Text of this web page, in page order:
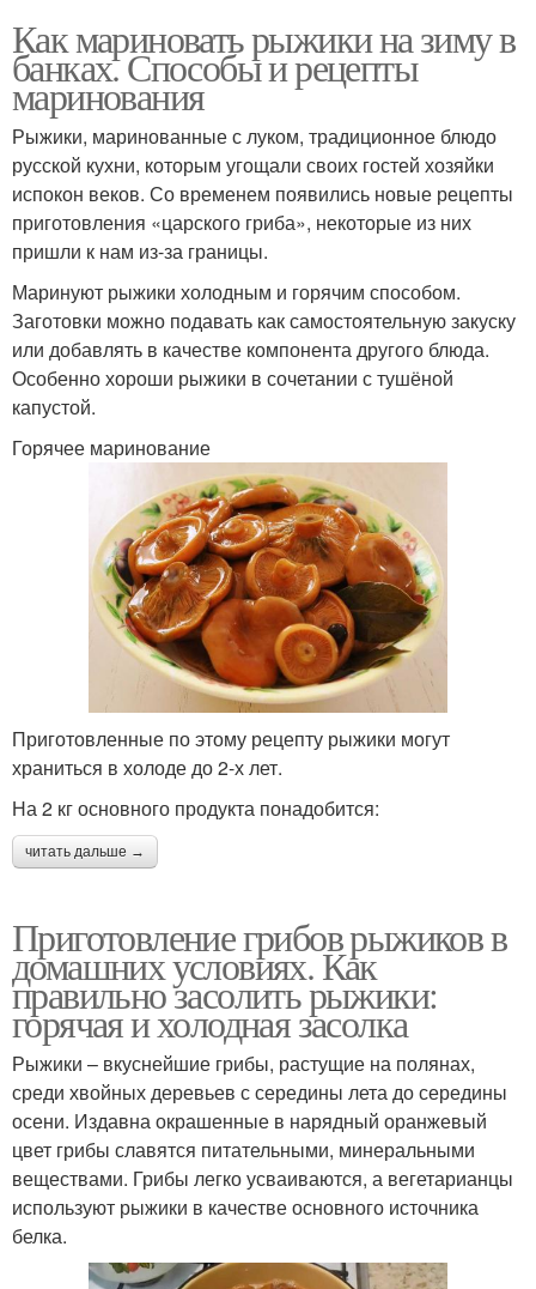
Как мариновать рыжики на зиму в
банках. Способы и рецепты
маринования
Рыжики, маринованные с луком, традиционное блюдо
русской кухни, которым угощали своих гостей хозяйки
испокон веков. Со временем появились новые рецепты
приготовления «царского гриба», некоторые из них
пришли к нам из-за границы.
Маринуют рыжики холодным и горячим способом.
Заготовки можно подавать как самостоятельную закуску
или добавлять в качестве компонента другого блюда.
Особенно хороши рыжики в сочетании с тушёной
капустой.
Горячее маринование
Приготовленные по этому рецепту рыжики могут
храниться в холоде до 2-х лет.
На 2 кг основного продукта понадобится:
читать дальше →
Приготовление грибов рыжиков в
домашних условиях. Как
правильно засолить рыжики:
горячая и холодная засолка
Рыжики – вкуснейшие грибы, растущие на полянах,
среди хвойных деревьев с середины лета до середины
осени. Издавна окрашенные в нарядный оранжевый
цвет грибы славятся питательными, минеральными
веществами. Грибы легко усваиваются, а вегетарианцы
используют рыжики в качестве основного источника
белка.